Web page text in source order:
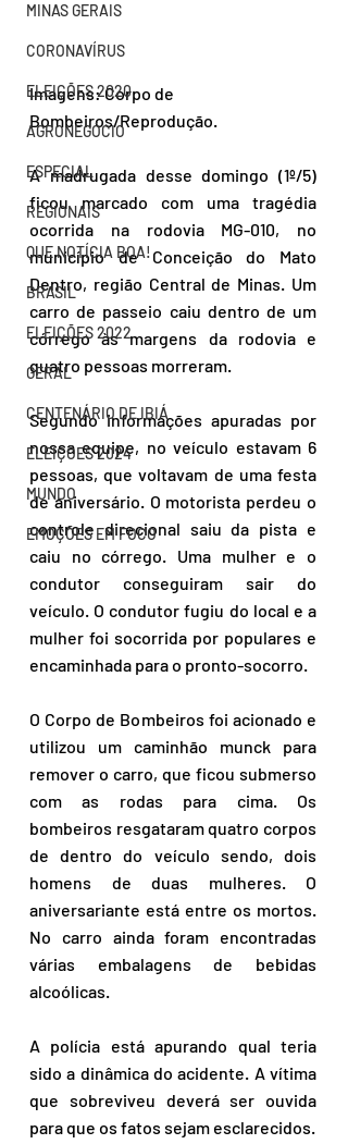
MINAS GERAIS
CORONAVÍRUS
ELEIÇÕES 2020
AGRONEGÓCIO
ESPECIAL
REGIONAIS
QUE NOTÍCIA BOA!
BRASIL
ELEIÇÕES 2022
GERAL
CENTENÁRIO DE IBIÁ
ELEIÇÕES 2024
MUNDO
EMOÇÕES EM FOCO
Imagens: Corpo de
Bombeiros/Reprodução.
A madrugada desse domingo (1º/5)
ficou marcado com uma tragédia
ocorrida na rodovia MG-010, no
município de Conceição do Mato
Dentro, região Central de Minas. Um
carro de passeio caiu dentro de um
córrego às margens da rodovia e
quatro pessoas morreram.
Segundo informações apuradas por
nossa equipe, no veículo estavam 6
pessoas, que voltavam de uma festa
de aniversário. O motorista perdeu o
controle direcional saiu da pista e
caiu no córrego. Uma mulher e o
condutor conseguiram sair do
veículo. O condutor fugiu do local e a
mulher foi socorrida por populares e
encaminhada para o pronto-socorro.
O Corpo de Bombeiros foi acionado e
utilizou um caminhão munck para
remover o carro, que ficou submerso
com as rodas para cima. Os
bombeiros resgataram quatro corpos
de dentro do veículo sendo, dois
homens de duas mulheres. O
aniversariante está entre os mortos.
No carro ainda foram encontradas
várias embalagens de bebidas
alcoólicas.
A polícia está apurando qual teria
sido a dinâmica do acidente. A vítima
que sobreviveu deverá ser ouvida
para que os fatos sejam esclarecidos.